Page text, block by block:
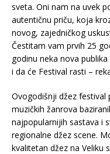
sveta. Oni nam na uvek
autentičnu priču, koja
novog, zajedničkog
Čestitam vam prvih 25
godinu neka nova
i da će Festival rasti –
Ovogodišnji džez festival
muzičkih žanrova
najpopularnijih sastava i
regionalne džez scene.
kvalitetan džez na Veliku